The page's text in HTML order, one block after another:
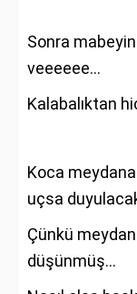
Sonra
veeeeee...
Kalabalıktan
Koca
uçsa
Çünkü
düşünmüş…